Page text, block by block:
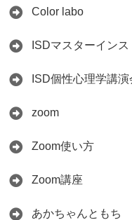
Color labo
ISDマスターイン
ISD個性心理学講演
zoom
Zoom使い方
Zoom講座
あかちゃんともち